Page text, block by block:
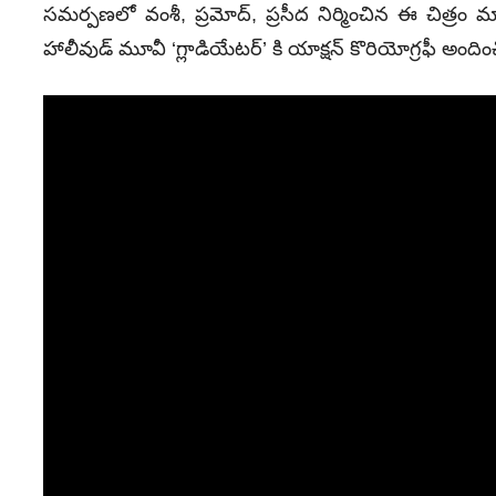
సమర్పణలో వంశీ, ప్రమోద్, ప్రసీద నిర్మించిన ఈ చిత్రం
హాలీవుడ్‌ మూవీ ‘గ్లాడియేటర్‌’ కి యాక్షన్‌ కొరియోగ్రఫీ